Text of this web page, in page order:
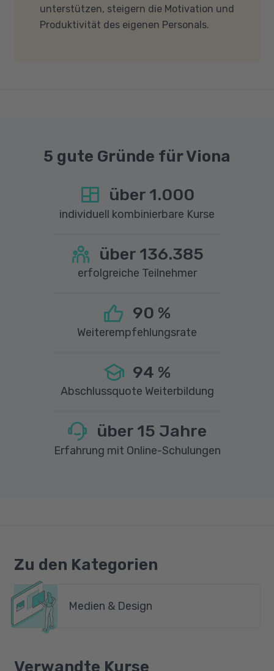
nicht blockieren. Bitte beachten Sie außerdem,
dass für eine reibungslose Übertragung eine
unterstützen, steigern die Motivation und
Produktivität des eigenen Personals.
5 gute Gründe für Viona
über 1.000
individuell kombinierbare Kurse
über 136.385
erfolgreiche Teilnehmer
90 %
Weiterempfehlungsrate
94 %
Abschlussquote Weiterbildung
über 15 Jahre
Erfahrung mit Online-Schulungen
Zu den Kategorien
Medien & Design
Verwandte Kurse